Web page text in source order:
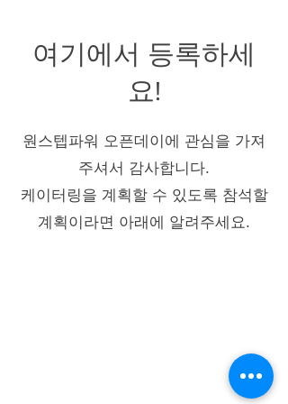
여기에서 등록하세
요!
원스텝파워 오픈데이에 관심을 가져
주셔서 감사합니다.
케이터링을 계획할 수 있도록 참석할
계획이라면 아래에 알려주세요.